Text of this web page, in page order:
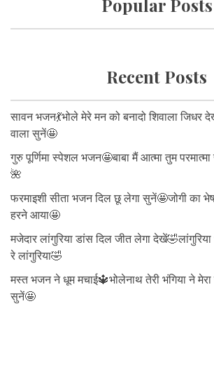
Popular Posts
Recent Posts
सावन भजन💃भोले मेरे मन को बनादो शिवाला
वाला सुनें🤩
गुरु पूर्णिमा स्पेशल भजन🤩बाबा मैं आत्मा तुम
🌺
फरमाइशी सीता भजन दिल छू लेगा सुनें🤩जोगी का
हरने आया🤩
मजेदार लांगुरिया डांस दिल जीत लेगा
रे लांगुरिया🤣
मस्त भजन ने धूम मचाई🔱भोलेनाथ तेरी भंगिया ने
सुनें🤩